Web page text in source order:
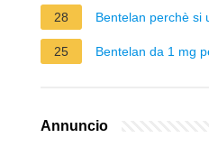
28 Bentelan perchè si
25 Bentelan da 1 mg
Annuncio